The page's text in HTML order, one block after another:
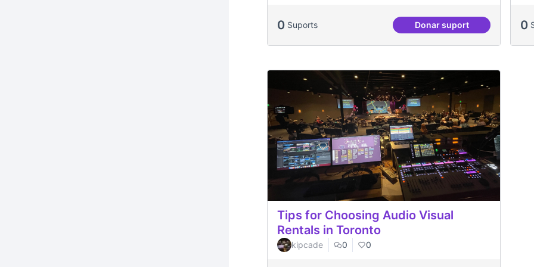
0 Suports Donar suport
Vilaveïna 0
Tips for Choosing Audio Visual
Rentals in Toronto
kipcade 0 0